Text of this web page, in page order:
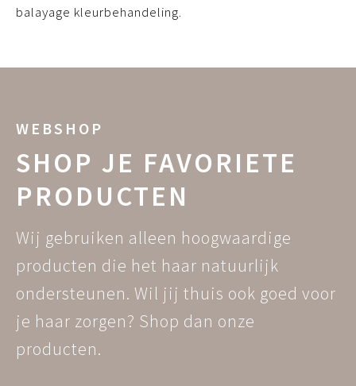
balayage kleurbehandeling.
WEBSHOP
SHOP JE FAVORIETE
PRODUCTEN
Wij gebruiken alleen hoogwaardige
producten die het haar natuurlijk
ondersteunen. Wil jij thuis ook goed voor
je haar zorgen? Shop dan onze
producten.